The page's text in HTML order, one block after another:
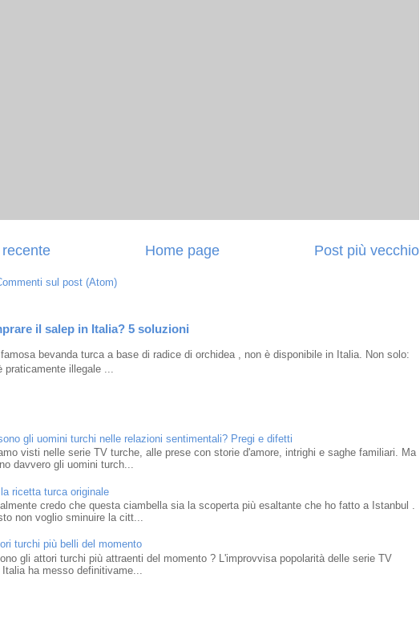
Post più vecchio
Home page
sul post (Atom)
il salep in Italia? 5 soluzioni
bevanda turca a base di radice di orchidea , non è disponibile in Italia. Non solo:
praticamente illegale ...
gli uomini turchi nelle relazioni sentimentali? Pregi e difetti
visti nelle serie TV turche, alle prese con storie d'amore, intrighi e saghe familiari. Ma
davvero gli uomini turch...
ricetta turca originale
credo che questa ciambella sia la scoperta più esaltante che ho fatto a Istanbul .
non voglio sminuire la citt...
turchi più belli del momento
gli attori turchi più attraenti del momento ? L'improvvisa popolarità delle serie TV
ha messo definitivame...